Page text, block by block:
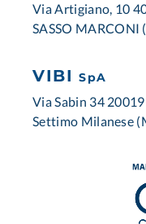
Via Artigiano, 10
SASSO MARCONI
VIBI SpA
Via Sabin 34 20019
Settimo Milanese